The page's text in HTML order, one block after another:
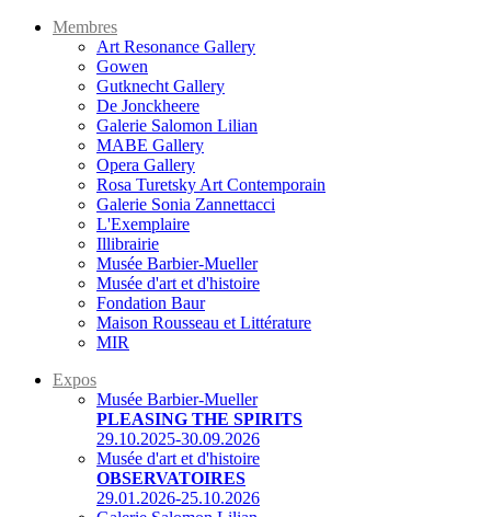
Membres
Art Resonance Gallery
Gowen
Gutknecht Gallery
De Jonckheere
Galerie Salomon Lilian
MABE Gallery
Opera Gallery
Rosa Turetsky Art Contemporain
Galerie Sonia Zannettacci
L'Exemplaire
Illibrairie
Musée Barbier-Mueller
Musée d'art et d'histoire
Fondation Baur
Maison Rousseau et Littérature
MIR
Expos
Musée Barbier-Mueller
PLEASING THE SPIRITS
29.10.2025-30.09.2026
Musée d'art et d'histoire
OBSERVATOIRES
29.01.2026-25.10.2026